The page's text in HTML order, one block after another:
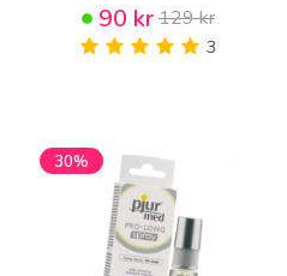
90 kr129 kr
3
30%